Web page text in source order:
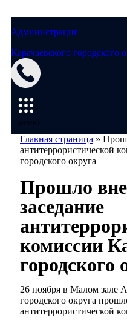
Администрация
Карачаевского городского
меню
Главная страница »
антитеррористической
городского округа
Прошло
заседание
комиссии
городского
26 ноября в Малом зале
городского округа
антитеррористической
Мэрия